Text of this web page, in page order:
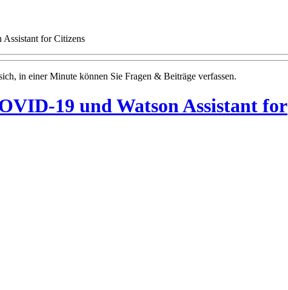
for Citizens
in einer Minute können Sie Fragen & Beiträge verfassen.
19 und Watson Assistant for